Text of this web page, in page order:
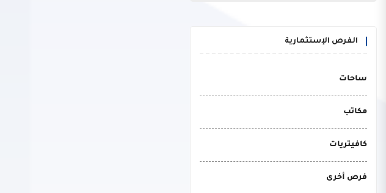
الفرص الإستثمارية
ساحات
مكاتب
كافيتريات
فرص أخرى